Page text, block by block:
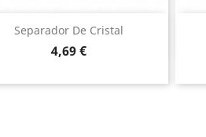
Separador De Cristal
Precio
4,69 €
Vista rápida